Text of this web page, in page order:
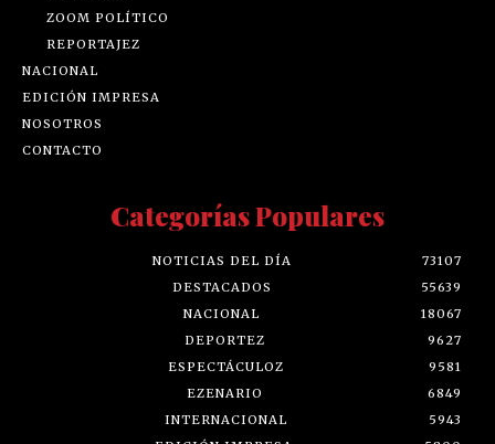
ZOOM POLÍTICO
REPORTAJEZ
NACIONAL
EDICIÓN IMPRESA
NOSOTROS
CONTACTO
Categorías Populares
NOTICIAS DEL DÍA
73107
DESTACADOS
55639
NACIONAL
18067
DEPORTEZ
9627
ESPECTÁCULOZ
9581
EZENARIO
6849
INTERNACIONAL
5943